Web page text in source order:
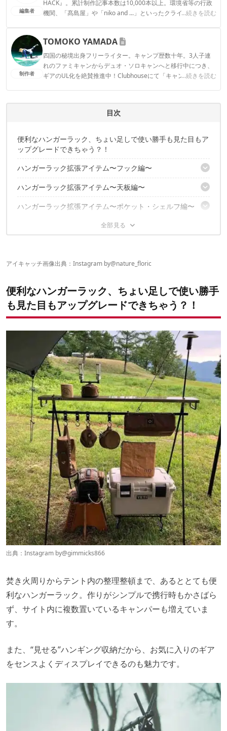
編集者
HACK』。累計制作記事本数は10,000本以上。環境省等の行政
機関、「髙島屋」や「niko and ...」といったクライアントとの
...続きを読む
CAMP HACK編集部のプロフィール
制作者
TOMOKO YAMADA
四国の秘境出身フリーライター。キャンプ歴数十年。3人子連
れのファミキャンからデュオ・ソロキャンへと移行中につき、
ギアのUL化を絶賛推進中！Clubhouseにて「キャンパーさんよ
...続きを読む
TOMOKO YAMADAのプロフィール
目次
便利なハンガーラック、ちょい足しで使い勝手も見た目もア
ップグレードできちゃう？！
ハンガーラック拡張アイテム〜フック編〜
トリパスプロダクツ「IKARI-HOOK」
Rob Snow（ロブスノー）「ケンシュリフック」
Sutekus「クリップ付きフック 8個セット」
ハンガーラック拡張アイテム〜天板編〜
BRUNT（ブラント）「CHECKMATE（チェックメイト）」
CAMP GEEKS（キャンプギークス）「インディアンハンガートッ
ハンガーラック拡張アイテム〜ポケット・シェルフ編〜
AS2OV (アッソブ) 「FIRE PROOF HANGER RACK POCKET」
ハンガーラック拡張アイテム〜100均アイテム編〜
天板をDIY【実例その1】
使い勝手もセンスもUP、ハンガーラック拡張で一挙両
✔こちらの記事もチェック！
アイキャッチ画像出典：Instagram by@nature_floric
便利なハンガーラック、ちょい足しで使い勝手
も見た目もアップグレードできちゃう？！
出典：Instagram by@gimmicks866
焚き火周りからテント内の整理整頓まで、あるととても便
利なハンガーラック。作りがシンプルで携行時もかさばら
ず、サイト内に複数置いているキャンパーも増えていま
す。
また、“見せる”ハンギング収納だから、お気に入りのギア
をセンスよくディスプレイできるのも魅力です。